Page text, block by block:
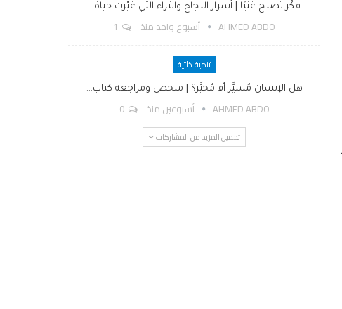
فكّر تصبح غنيًا | أسرار النجاح والثراء التي غيّرت حياة…
AHMED ABDO أسبوع واحد منذ
تنمية ذاتية
هل الإنسان مُسيَّر أم مُخيَّر؟ | ملخص ومراجعة كتاب…
AHMED ABDO أسبوعين منذ 0
تحميل المزيد من المشاركات